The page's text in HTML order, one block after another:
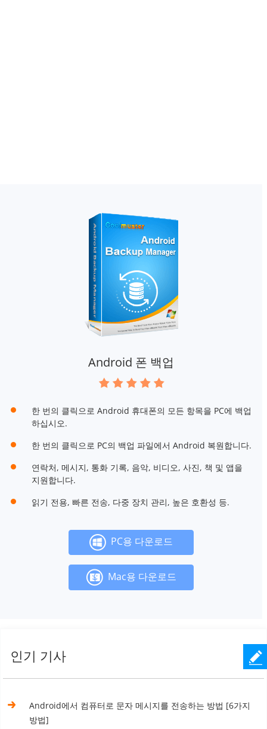
Android 폰 백업
한 번의 클릭으로 Android 휴대폰의 모든 항목을 PC에 백업
하십시오.
한 번의 클릭으로 PC의 백업 파일에서 Android 복원합니다.
연락처, 메시지, 통화 기록, 음악, 비디오, 사진, 책 및 앱을
지원합니다.
읽기 전용, 빠른 전송, 다중 장치 관리, 높은 호환성 등.
PC용 다운로드
Mac용 다운로드
인기 기사
Android에서 컴퓨터로 문자 메시지를 전송하는 방법 [6가지
방법]